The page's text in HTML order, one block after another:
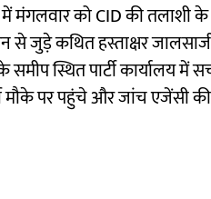
को CID की तलाशी के
से जुड़े कथित हस्ताक्षर
स्थित पार्टी कार्यालय में
पर पहुंचे और जांच एजेंसी की